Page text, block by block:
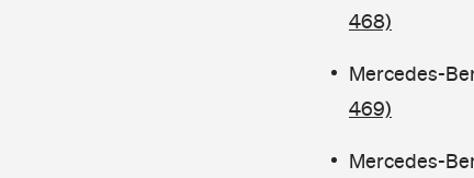
468)
Mercedes-
469)
Mercedes-